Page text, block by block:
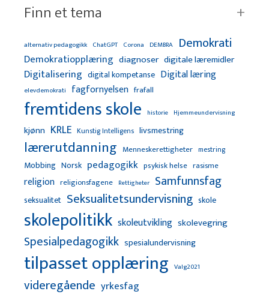
Finn et tema
alternativ pedagogikk ChatGPT Corona DEMBRA Demokrati
Demokratiopplæring diagnoser digitale læremidler
Digitalisering digital kompetanse Digital læring
elevdemokrati fagfornyelsen frafall
fremtidens skole historie Hjemmeundervisning
kjønn KRLE Kunstig Intelligens livsmestring
lærerutdanning Menneskerettigheter mestring
Mobbing Norsk pedagogikk psykisk helse rasisme
religion religionsfagene Rettigheter Samfunnsfag
seksualitet Seksualitetsundervisning skole
skolepolitikk skoleutvikling skolevegring
Spesialpedagogikk spesialundervisning
tilpasset opplæring Valg2021
videregående yrkesfag